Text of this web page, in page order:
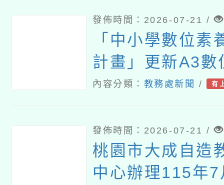
發佈時間：2026-07-21 /
「中小學數位素
計畫」更新A3數
名單（1150615
內容分類： 教務處新聞 / 有
發佈時間：2026-07-21 /
桃園市大成自造
中心辦理115年